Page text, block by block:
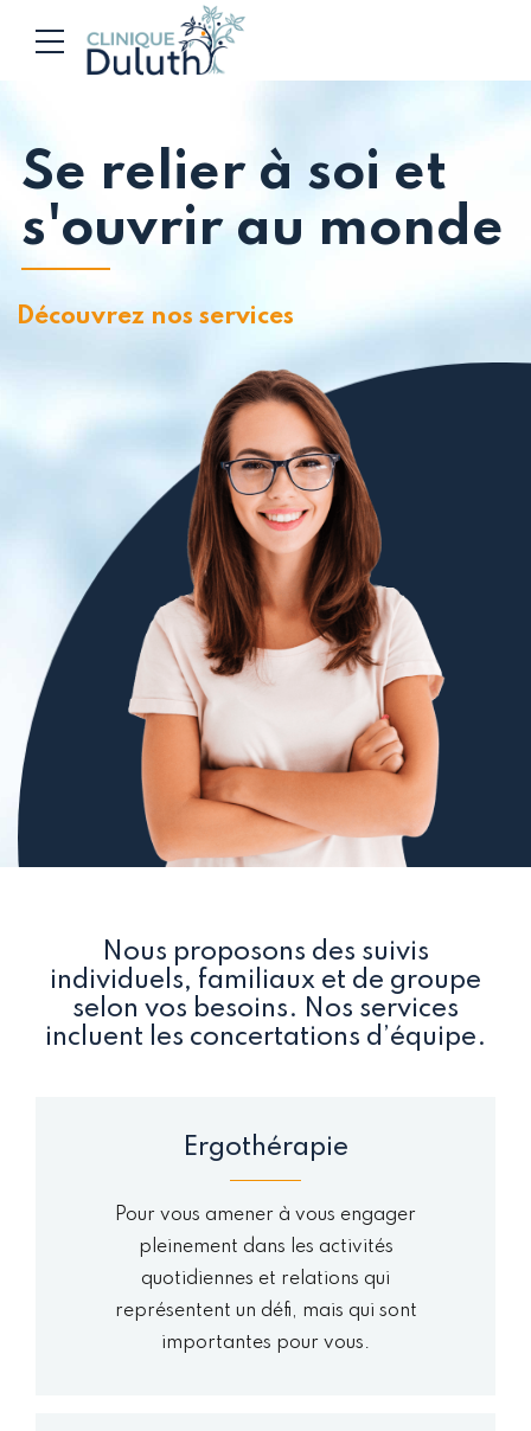
Se relier à soi et
s'ouvrir au monde
Découvrez nos services
Nous proposons des suivis
individuels, familiaux et de groupe
selon vos besoins. Nos services
incluent les concertations d’équipe.
Ergothérapie
Pour vous amener à vous engager
pleinement dans les activités
quotidiennes et relations qui
représentent un défi, mais qui sont
importantes pour vous.